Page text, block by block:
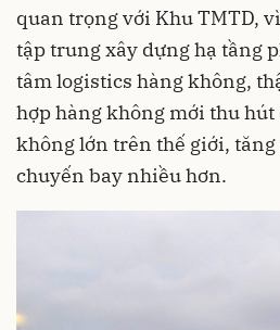
quan trọng với Khu TMTD,
tập trung xây dựng hạ tầng
tâm logistics hàng không,
hợp hàng không mới thu hút
không lớn trên thế giới,
chuyến bay nhiều hơn.